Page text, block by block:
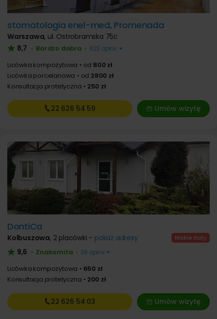
stomatologia enel-med, Promenada
Warszawa, ul. Ostrobramska 75c
8,7 • Bardzo dobra • 623 opinii
Licówka kompozytowa od 800 zł
Licówka porcelanowa
od 2800 zł
Konsultacja protetyczna
250 zł
Umów wizytę
22 626 54 59
DontiCa
Kolbuszowa, 2 placówki - pokaż adresy
9,6 • Znakomita • 39 opinii
Licówka kompozytowa
650 zł
Konsultacja protetyczna
200 zł
Umów wizytę
22 626 54 03